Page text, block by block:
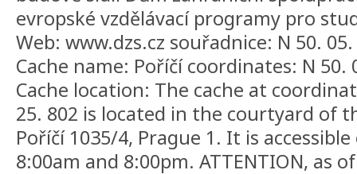
evropské vzdělávací programy pro
Web: www.dzs.cz souřadnice: N 50. 05.
Cache name: Poříčí coordinates: N 50.
Cache location: The cache at
25. 802 is located in the courtyard of
Poříčí 1035/4, Prague 1. It is
8:00am and 8:00pm. ATTENTION, as